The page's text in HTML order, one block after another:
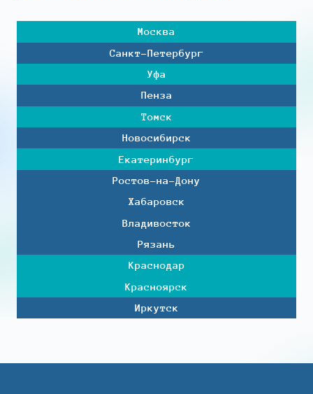
Москва
Санкт-Петербург
Уфа
Пенза
Томск
Новосибирск
Екатеринбург
Ростов-на-Дону
Хабаровск
Владивосток
Рязань
Краснодар
Красноярск
Иркутск